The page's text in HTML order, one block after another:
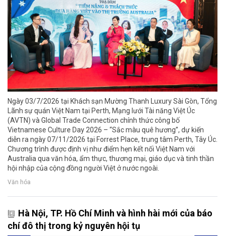
Ngày 03/7/2026 tại Khách sạn Mường Thanh Luxury Sài Gòn, Tổng
Lãnh sự quán Việt Nam tại Perth, Mạng lưới Tài năng Việt Úc
(AVTN) và Global Trade Connection chính thức công bố
Vietnamese Culture Day 2026 – “Sắc màu quê hương”, dự kiến
diễn ra ngày 07/11/2026 tại Forrest Place, trung tâm Perth, Tây Úc.
Chương trình được định vị như điểm hẹn kết nối Việt Nam với
Australia qua văn hóa, ẩm thực, thương mại, giáo dục và tinh thần
hội nhập của cộng đồng người Việt ở nước ngoài.
Văn hóa
Hà Nội, TP. Hồ Chí Minh và hình hài mới của báo
chí đô thị trong kỷ nguyên hội tụ